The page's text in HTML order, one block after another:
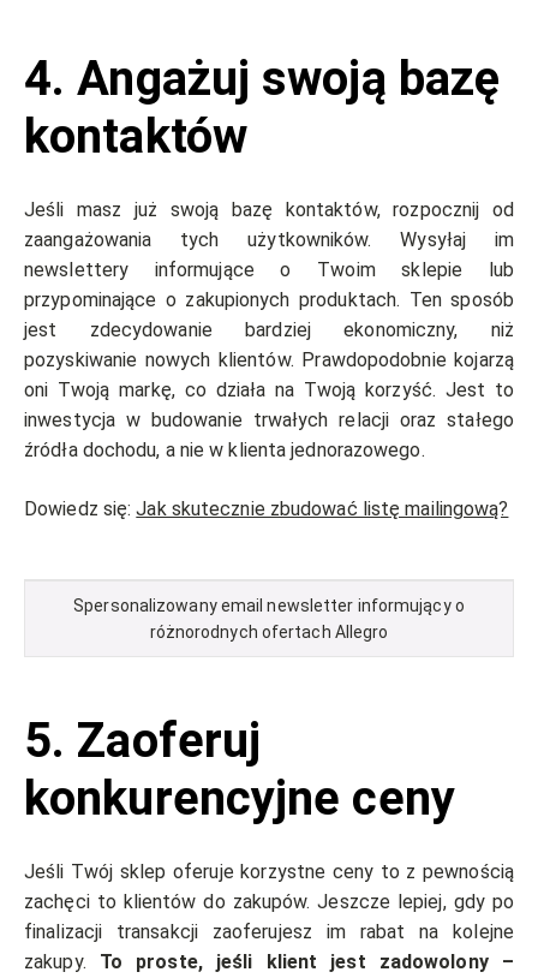
4. Angażuj swoją bazę
kontaktów
Jeśli masz już swoją bazę kontaktów, rozpocznij od
zaangażowania tych użytkowników. Wysyłaj im
newslettery informujące o Twoim sklepie lub
przypominające o zakupionych produktach. Ten sposób
jest zdecydowanie bardziej ekonomiczny, niż
pozyskiwanie nowych klientów. Prawdopodobnie kojarzą
oni Twoją markę, co działa na Twoją korzyść. Jest to
inwestycja w budowanie trwałych relacji oraz stałego
źródła dochodu, a nie w klienta jednorazowego.
Dowiedz się:Jak skutecznie zbudować listę mailingową?
Spersonalizowany email newsletter informującyo
różnorodnych ofertach Allegro
5. Zaoferuj
konkurencyjne ceny
Jeśli Twój sklep oferuje korzystne ceny to z pewnością
zachęci to klientów do zakupów. Jeszcze lepiej, gdy po
finalizacji transakcji zaoferujesz im rabat na kolejne
zakupy. To proste, jeśli klient jest zadowolony –